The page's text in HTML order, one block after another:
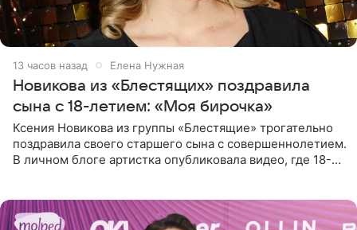
13 часов назад Елена Нужная
Новикова из «Блестящих» поздравила
сына с 18-летием: «Моя бирочка»
Ксения Новикова из группы «Блестящие» трогательно
поздравила своего старшего сына с совершеннолетием.
В личном блоге артистка опубликовала видео, где 18-